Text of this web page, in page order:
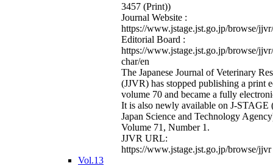
3457 (Print))
Journal Website :
https://www.jstage.jst.go.jp/browse/
Editorial Board :
https://www.jstage.jst.go.jp/browse/
char/en
The Japanese Journal of Veterinary
(JJVR) has stopped publishing a print
volume 70 and became a fully
It is also newly available on J-STAGE
Japan Science and Technology
Volume 71, Number 1.
JJVR URL:
https://www.jstage.jst.go.jp/browse/jjvr
Vol.13